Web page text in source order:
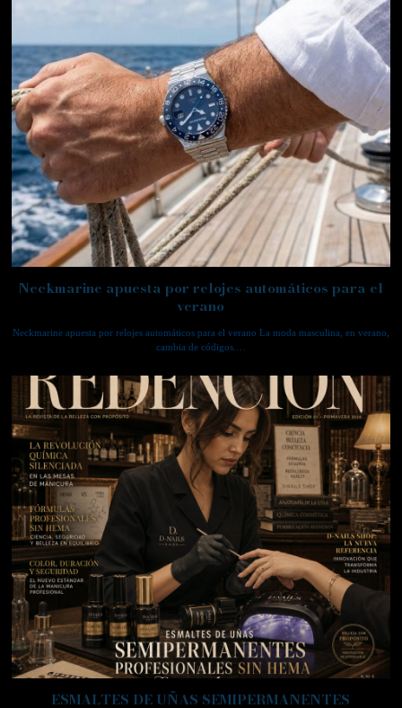
Neckmarine apuesta por relojes automáticos para el
verano
Neckmarine apuesta por relojes automáticos para el verano La moda masculina, en verano,
cambia de códigos.…
ESMALTES DE UÑAS SEMIPERMANENTES